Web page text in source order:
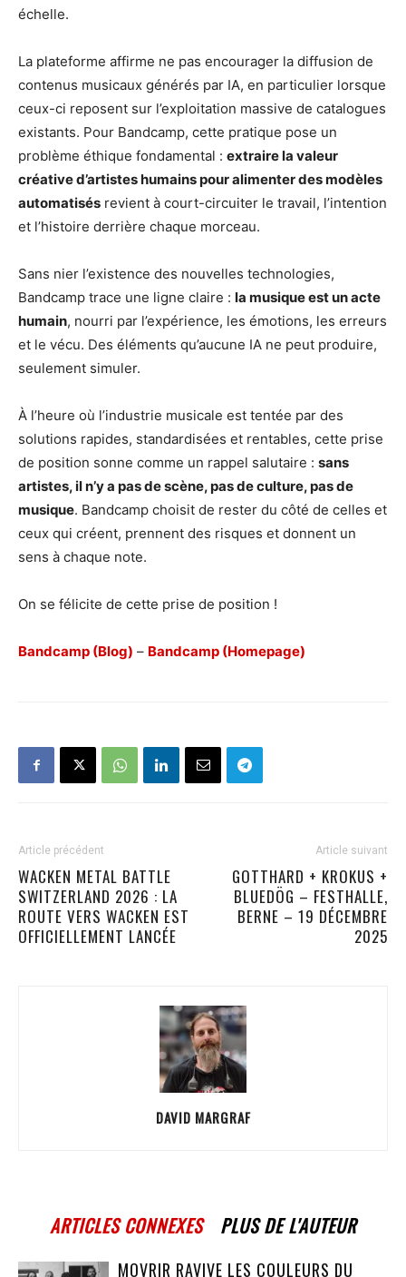
échelle.
La plateforme affirme ne pas encourager la diffusion de
contenus musicaux générés par IA, en particulier lorsque
ceux-ci reposent sur l’exploitation massive de catalogues
existants. Pour Bandcamp, cette pratique pose un
problème éthique fondamental : extraire la valeur
créative d’artistes humains pour alimenter des modèles
automatisés revient à court-circuiter le travail, l’intention
et l’histoire derrière chaque morceau.
Sans nier l’existence des nouvelles technologies,
Bandcamp trace une ligne claire : la musique est un acte
humain, nourri par l’expérience, les émotions, les erreurs
et le vécu. Des éléments qu’aucune IA ne peut produire,
seulement simuler.
À l’heure où l’industrie musicale est tentée par des
solutions rapides, standardisées et rentables, cette prise
de position sonne comme un rappel salutaire : sans
artistes, il n’y a pas de scène, pas de culture, pas de
musique. Bandcamp choisit de rester du côté de celles et
ceux qui créent, prennent des risques et donnent un
sens à chaque note.
On se félicite de cette prise de position !
Bandcamp (Blog) – Bandcamp (Homepage)
Article précédent
WACKEN METAL BATTLE
SWITZERLAND 2026 : LA
ROUTE VERS WACKEN EST
OFFICIELLEMENT LANCÉE
Article suivant
GOTTHARD + KROKUS +
BLUEDÖG – FESTHALLE,
BERNE – 19 DÉCEMBRE
2025
DAVID MARGRAF
ARTICLES CONNEXES PLUS DE L'AUTEUR
MOVRIR RAVIVE LES COULEURS DU